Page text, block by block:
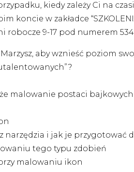
kiedy zależy Ci na
koncie w zakładce
robocze 9-17 pod numerem
aby wznieść poziom
malowanie postaci
i jak je przygotować
tego typu zdobień
malowaniu ikon